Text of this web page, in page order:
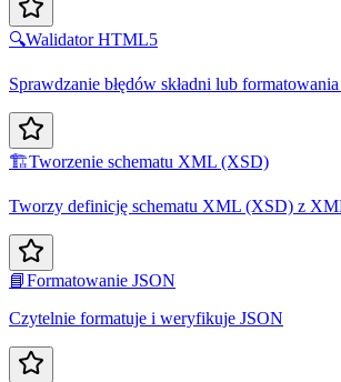
🔍Walidator HTML5
Sprawdzanie błędów składni lub
🏗️Tworzenie schematu XML (XSD)
Tworzy definicję schematu XML (XSD) z
📘Formatowanie JSON
Czytelnie formatuje i weryfikuje JSON